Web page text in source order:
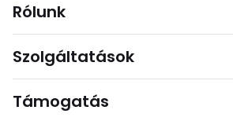
Rólunk
Szolgáltatások
Támogatás